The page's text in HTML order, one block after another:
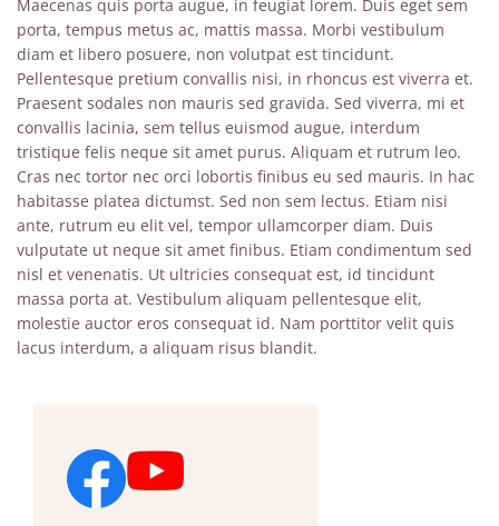
Maecenas quis porta augue, in feugiat lorem. Duis eget sem
porta, tempus metus ac, mattis massa. Morbi vestibulum
diam et libero posuere, non volutpat est tincidunt.
Pellentesque pretium convallis nisi, in rhoncus est viverra et.
Praesent sodales non mauris sed gravida. Sed viverra, mi et
convallis lacinia, sem tellus euismod augue, interdum
tristique felis neque sit amet purus. Aliquam et rutrum leo.
Cras nec tortor nec orci lobortis finibus eu sed mauris. In hac
habitasse platea dictumst. Sed non sem lectus. Etiam nisi
ante, rutrum eu elit vel, tempor ullamcorper diam. Duis
vulputate ut neque sit amet finibus. Etiam condimentum sed
nisl et venenatis. Ut ultricies consequat est, id tincidunt
massa porta at. Vestibulum aliquam pellentesque elit,
molestie auctor eros consequat id. Nam porttitor velit quis
lacus interdum, a aliquam risus blandit.